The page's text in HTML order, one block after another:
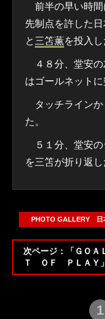
前半の早い時間
先制点を許した
と 三笘薫を投入し
４８分、堂安の
はゴールネットに
タッチラインか
た。
５１分、堂安の
を三笘が折り返し
PHOTO GALLERY 日
次ページ：「ＧＯ
Ｔ ＯＦ ＰＬＡＹ」
1